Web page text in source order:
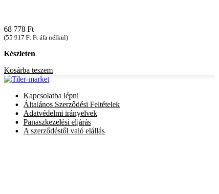
68 778 Ft
(55 917 Ft Ft áfa nélkül)
Készleten
Kosárba teszem
Kapcsolatba lépni
Általános Szerződési Feltételek
Adatvédelmi irányelvek
Panaszkezelési eljárás
A szerződéstől való elállás